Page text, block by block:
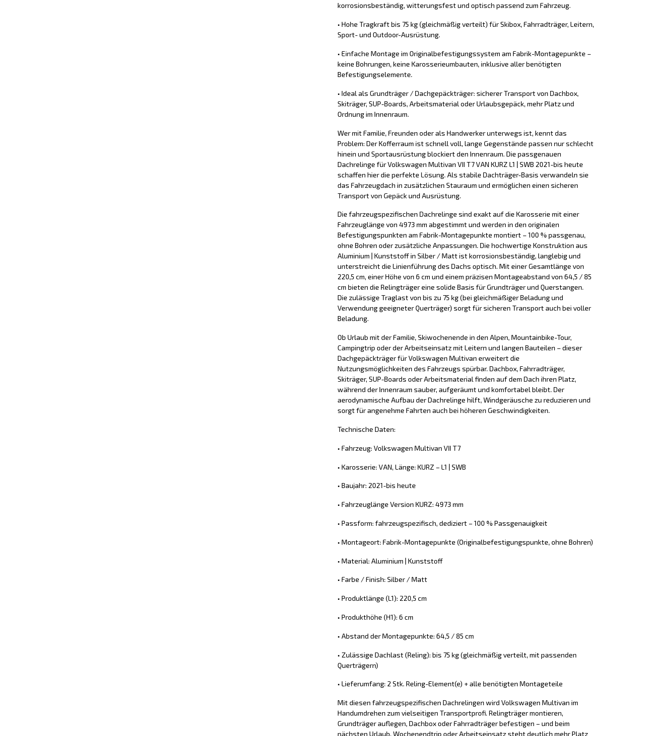
korrosionsbeständig, witterungsfest und optisch passend zum Fahrzeug.
• Hohe Tragkraft bis 75 kg (gleichmäßig verteilt) für Skibox, Fahrradträger, Leitern,
Sport- und Outdoor-Ausrüstung.
• Einfache Montage im Originalbefestigungssystem am Fabrik-Montagepunkte –
keine Bohrungen, keine Karosserieumbauten, inklusive aller benötigten
Befestigungselemente.
• Ideal als Grundträger / Dachgepäckträger: sicherer Transport von Dachbox,
Skiträger, SUP-Boards, Arbeitsmaterial oder Urlaubsgepäck, mehr Platz und
Ordnung im Innenraum.
Wer mit Familie, Freunden oder als Handwerker unterwegs ist, kennt das
Problem: Der Kofferraum ist schnell voll, lange Gegenstände passen nur schlecht
hinein und Sportausrüstung blockiert den Innenraum. Die passgenauen
Dachrelinge für Volkswagen Multivan VII T7 VAN KURZ L1 | SWB 2021-bis heute
schaffen hier die perfekte Lösung. Als stabile Dachträger-Basis verwandeln sie
das Fahrzeugdach in zusätzlichen Stauraum und ermöglichen einen sicheren
Transport von Gepäck und Ausrüstung.
Die fahrzeugspezifischen Dachrelinge sind exakt auf die Karosserie mit einer
Fahrzeuglänge von 4973 mm abgestimmt und werden in den originalen
Befestigungspunkten am Fabrik-Montagepunkte montiert – 100 % passgenau,
ohne Bohren oder zusätzliche Anpassungen. Die hochwertige Konstruktion aus
Aluminium | Kunststoff in Silber / Matt ist korrosionsbeständig, langlebig und
unterstreicht die Linienführung des Dachs optisch. Mit einer Gesamtlänge von
220,5 cm, einer Höhe von 6 cm und einem präzisen Montageabstand von 64,5 / 85
cm bieten die Relingträger eine solide Basis für Grundträger und Querstangen.
Die zulässige Traglast von bis zu 75 kg (bei gleichmäßiger Beladung und
Verwendung geeigneter Querträger) sorgt für sicheren Transport auch bei voller
Beladung.
Ob Urlaub mit der Familie, Skiwochenende in den Alpen, Mountainbike-Tour,
Campingtrip oder der Arbeitseinsatz mit Leitern und langen Bauteilen – dieser
Dachgepäckträger für Volkswagen Multivan erweitert die
Nutzungsmöglichkeiten des Fahrzeugs spürbar. Dachbox, Fahrradträger,
Skiträger, SUP-Boards oder Arbeitsmaterial finden auf dem Dach ihren Platz,
während der Innenraum sauber, aufgeräumt und komfortabel bleibt. Der
aerodynamische Aufbau der Dachrelinge hilft, Windgeräusche zu reduzieren und
sorgt für angenehme Fahrten auch bei höheren Geschwindigkeiten.
Technische Daten:
• Fahrzeug: Volkswagen Multivan VII T7
• Karosserie: VAN, Länge: KURZ – L1 | SWB
• Baujahr: 2021-bis heute
• Fahrzeuglänge Version KURZ: 4973 mm
• Passform: fahrzeugspezifisch, dediziert – 100 % Passgenauigkeit
• Montageort: Fabrik-Montagepunkte (Originalbefestigungspunkte, ohne Bohren)
• Material: Aluminium | Kunststoff
• Farbe / Finish: Silber / Matt
• Produktlänge (L1): 220,5 cm
• Produkthöhe (H1): 6 cm
• Abstand der Montagepunkte: 64,5 / 85 cm
• Zulässige Dachlast (Reling): bis 75 kg (gleichmäßig verteilt, mit passenden
Querträgern)
• Lieferumfang: 2 Stk. Reling-Element(e) + alle benötigten Montageteile
Mit diesen fahrzeugspezifischen Dachrelingen wird Volkswagen Multivan im
Handumdrehen zum vielseitigen Transportprofi. Relingträger montieren,
Grundträger auflegen, Dachbox oder Fahrradträger befestigen – und beim
nächsten Urlaub, Wochenendtrip oder Arbeitseinsatz steht deutlich mehr Platz